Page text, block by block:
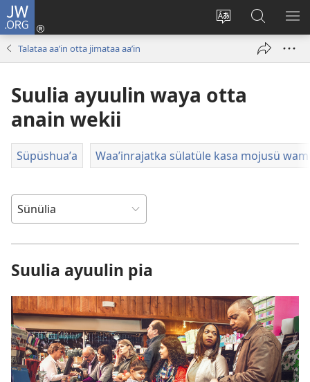
JW.ORG
Cambiar
del sitio
Süpüla
pikerotüin
ventana)
Püchajaa
suluʼu
JW.ORG
Talataa aaʼin otta jimataa aaʼin
Suulia ayuulin waya otta
anain wekii
Süpüshuaʼa Waaʼinrajatka sülatüle kasa mojusü
Suulia ayuulin pia